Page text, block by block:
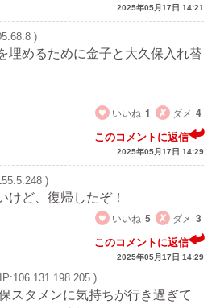
2025年05月17日 14:21
)
埋めるために金子と大久保入れ替
いいね 1 ダメ 4
このコメントに返信
2025年05月17日 14:29
)
けど、復帰したぞ！
いいね 5 ダメ 3
このコメントに返信
2025年05月17日 14:29
)
スタメンに気持ちが行き過ぎて